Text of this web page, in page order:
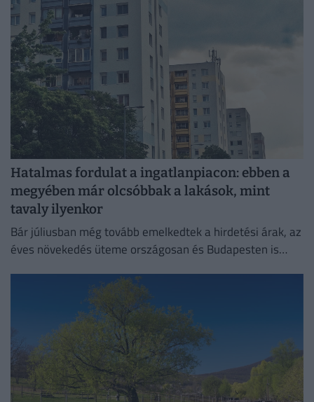
Hatalmas fordulat a ingatlanpiacon: ebben a
megyében már olcsóbbak a lakások, mint
tavaly ilyenkor
Bár júliusban még tovább emelkedtek a hirdetési árak, az
éves növekedés üteme országosan és Budapesten is